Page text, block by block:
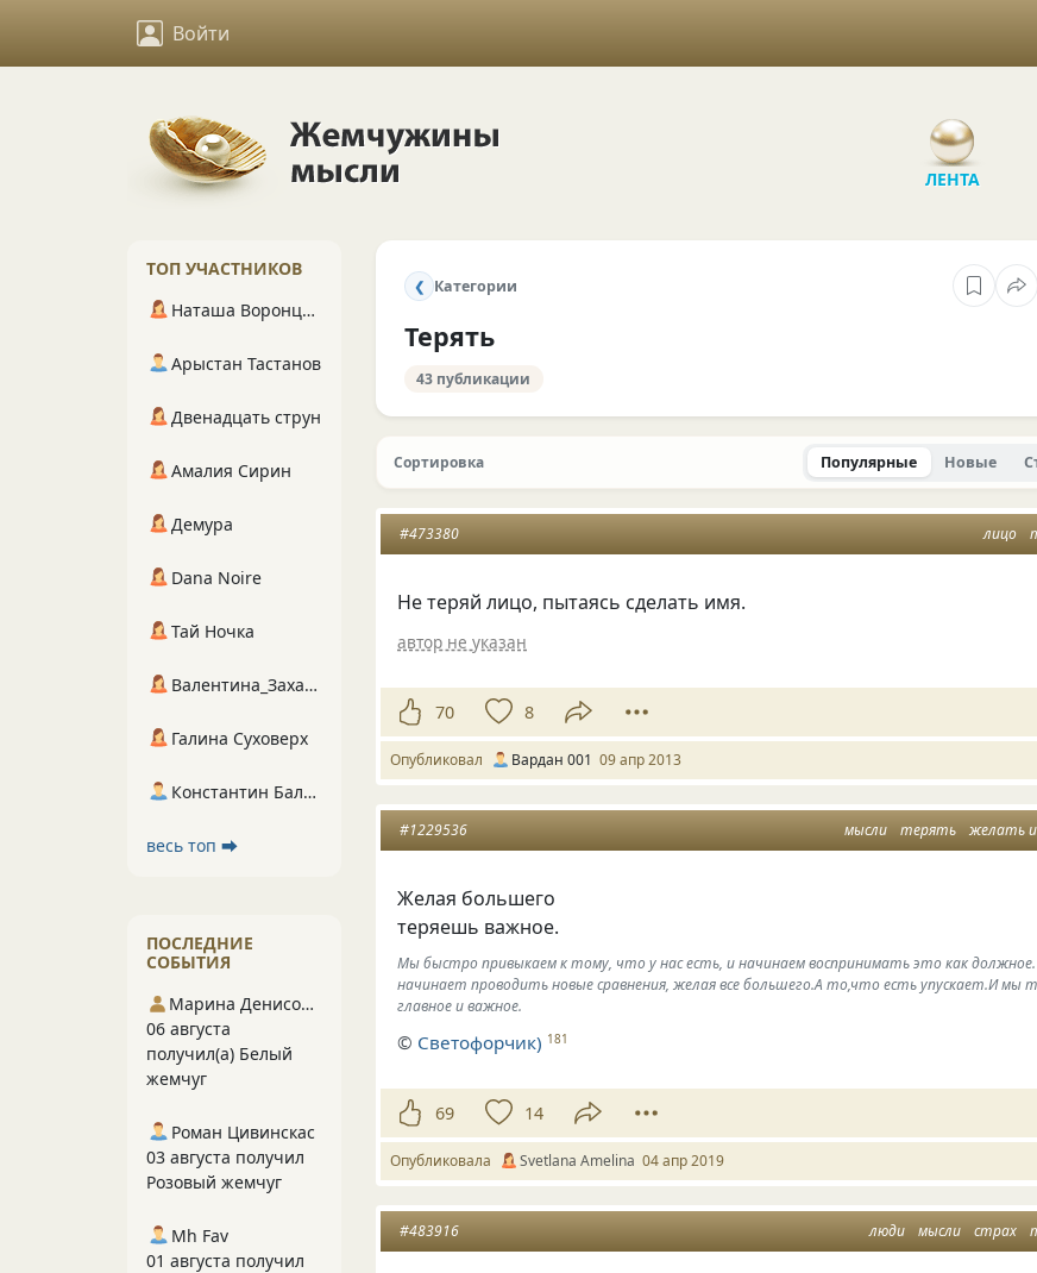
Войти
ЛЕНТА
❮ Категории
Терять
43 публикации
Сортировка Популярные Новые
лицо
#473380
Не теряй лицо, пытаясь сделать имя.
автор не указан
70 8
Опубликовал Вардан 001 09 апр 2013
мысли терять желать
#1229536
Желая большего
теряешь важное.
Мы быстро привыкаем к тому, что у нас есть, и начинаем воспринимать это как должное.
начинает проводить новые сравнения, желая все большего.А то,что есть упускает.И мы
главное и важное.
© Светофорчик) 181
69 14
Опубликовала Svetlana Amelina 04 апр 2019
люди мысли страх
#483916
ТОП УЧАСТНИКОВ
Наташа Воронцова
Арыстан Тастанов
Двенадцать струн
Амалия Сирин
Демура
Dana Noire
Тай Ночка
Валентина_Захарова
Галина Суховерх
Константин Балухта
весь топ ⮕
ПОСЛЕДНИЕ
СОБЫТИЯ
Марина Денисова 5
06 августа
получил(а) Белый
жемчуг
Роман Цивинскас
03 августа получил
Розовый жемчуг
Mh Fav
01 августа получил